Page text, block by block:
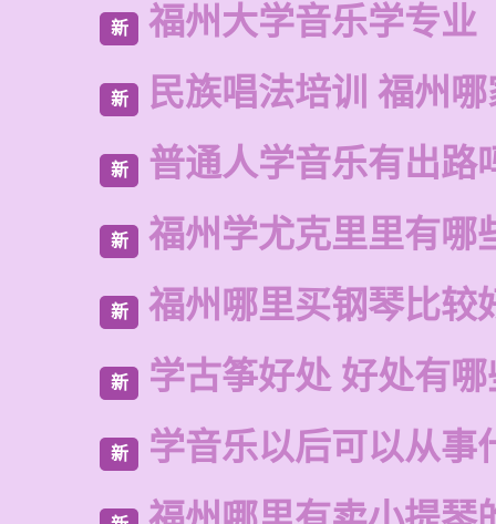
新 福州大学音乐学专业
新 民族唱法培训 福州
新 普通人学音乐有出路
新 福州学尤克里里有哪
新 福州哪里买钢琴比较
新 学古筝好处 好处有哪
新 学音乐以后可以从事